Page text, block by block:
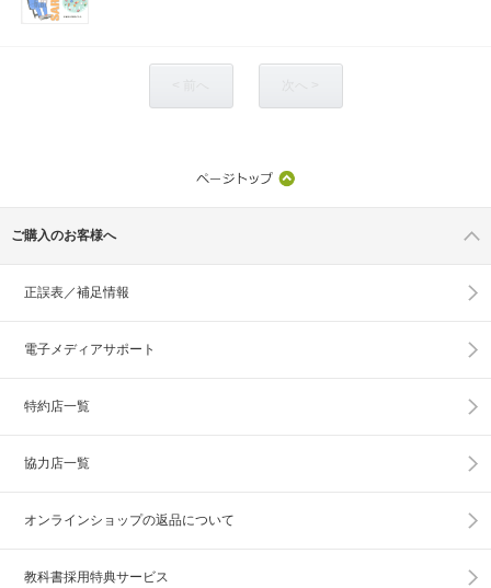
ご購入のお客様へ
正誤表／補足情報
電子メディアサポート
特約店一覧
協力店一覧
オンラインショップの返品について
教科書採用特典サービス